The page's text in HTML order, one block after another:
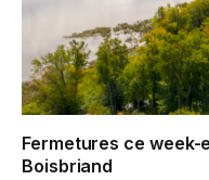
Fermetures ce week-
Boisbriand